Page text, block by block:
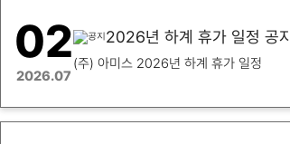
02
2026.07
2026년 하계 휴가 일정 공지
(주) 아미스 2026년 하계 휴가 일정